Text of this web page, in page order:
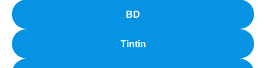
BD
Tintin